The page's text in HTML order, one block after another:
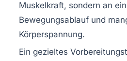
Muskelkraft, sondern an
Bewegungsablauf und
Körperspannung.
Ein gezieltes